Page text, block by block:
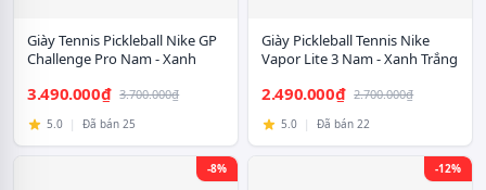
Giày Tennis Pickleball Nike GP
Challenge Pro Nam - Xanh
3.490.000₫ 3.700.000₫
5.0 | Đã bán 25
Giày Pickleball Tennis Nike
Vapor Lite 3 Nam - Xanh Trắng
2.490.000₫ 2.700.000₫
5.0 | Đã bán 22
-8% -12%